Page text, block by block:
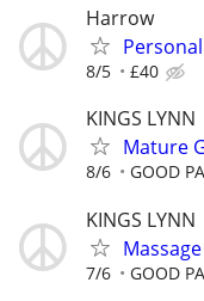
Harrow
8/5 £40
KINGS LYNN
Mature
8/6 GOOD
KINGS LYNN
7/6 GOOD